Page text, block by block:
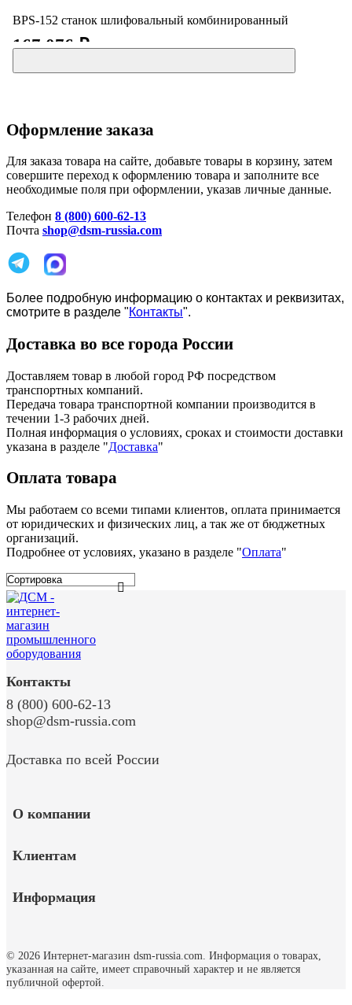
BPS-152 станок шлифовальный комбинированный
167 076 ₽
Оформление заказа
Для заказа товара на сайте, добавьте товары в корзину, затем
совершите переход к оформлению товара и заполните все
необходимые поля при оформлении, указав личные данные.
Телефон 8 (800) 600-62-13
Почта shop@dsm-russia.com
Более подробную информацию о контактах и реквизитах,
смотрите в разделе "Контакты".
Доставка во все города России
Доставляем товар в любой город РФ посредством
транспортных компаний.
Передача товара транспортной компании производится в
течении 1-3 рабочих дней.
Полная информация о условиях, сроках и стоимости доставки
указана в разделе "Доставка"
Оплата товара
Мы работаем со всеми типами клиентов, оплата принимается
от юридических и физических лиц, а так же от бюджетных
организаций.
Подробнее от условиях, указано в разделе "Оплата"
О компании
Клиентам
Информация
Контакты
8 (800) 600-62-13
shop@dsm-russia.com
Доставка по всей России
© 2026 Интернет-магазин dsm-russia.com. Информация о товарах,
указанная на сайте, имеет справочный характер и не является
публичной офертой.